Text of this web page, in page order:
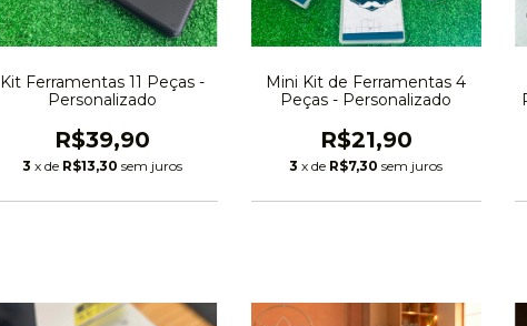
Kit Ferramentas 11 Peças -
Personalizado
R$39,90
3 x de R$13,30 sem juros
Mini Kit de Ferramentas 4
Peças - Personalizado
R$21,90
3 x de R$7,30 sem juros